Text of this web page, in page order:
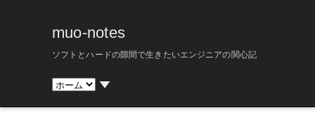
muo-notes
ソフトとハードの隙間で生きたいエンジニアの関心記
▼